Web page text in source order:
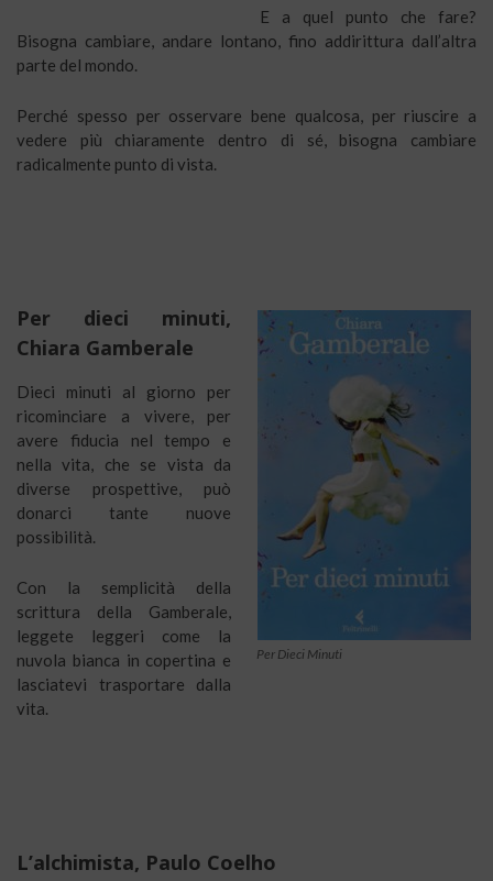
E a quel punto che fare?
Bisogna cambiare, andare lontano, fino addirittura dall’altra
parte del mondo.
Perché spesso per osservare bene qualcosa, per riuscire a
vedere più chiaramente dentro di sé, bisogna cambiare
radicalmente punto di vista.
Per Dieci Minuti
Per dieci minuti,
Chiara Gamberale
Dieci minuti al giorno per
ricominciare a vivere, per
avere fiducia nel tempo e
nella vita, che se vista da
diverse prospettive, può
donarci tante nuove
possibilità.
Con la semplicità della
scrittura della Gamberale,
leggete leggeri come la
nuvola bianca in copertina e
lasciatevi trasportare dalla
vita.
L’alchimista, Paulo Coelho